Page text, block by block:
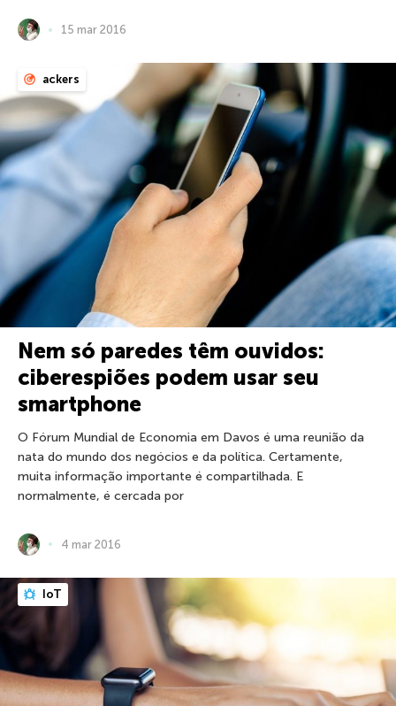
15 mar 2016
ackers
Nem só paredes têm ouvidos:
ciberespiões podem usar seu
smartphone
O Fórum Mundial de Economia em Davos é uma reunião da
nata do mundo dos negócios e da política. Certamente,
muita informação importante é compartilhada. E
normalmente, é cercada por
4 mar 2016
IoT